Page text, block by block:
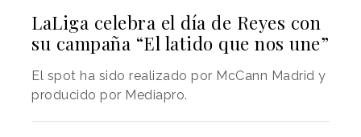
LaLiga celebra el día de Reyes con
su campaña “El latido que nos une”
El spot ha sido realizado por McCann Madrid y
producido por Mediapro.